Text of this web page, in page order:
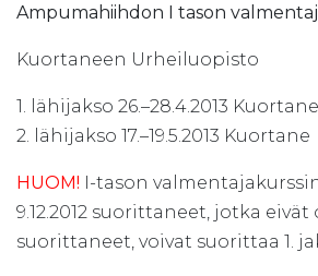
Ampumahiihdon I tason
Kuortaneen Urheiluopisto
1. lähijakso 26.–28.4.2013 Kuortane
2. lähijakso 17.–19.5.2013 Kuortane
HUOM! I-tason
9.12.2012 suorittaneet, jotka eivät
suorittaneet, voivat suorittaa 1.